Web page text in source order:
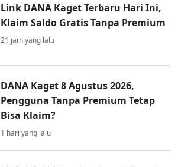
Link DANA Kaget Terbaru Hari Ini,
Klaim Saldo Gratis Tanpa Premium
21 jam yang lalu
DANA Kaget 8 Agustus 2026,
Pengguna Tanpa Premium Tetap
Bisa Klaim?
1 hari yang lalu